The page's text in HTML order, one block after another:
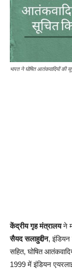
भारत ने घोषित आतंकवादियों
केंद्रीय गृह मंत्रालयने
सैयद सलाहुद्दीन, इंडियन
सहित, घोषित
1999 में इंडियन